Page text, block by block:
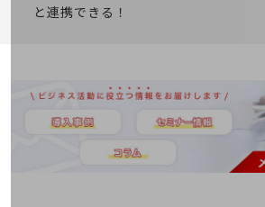
運用管理
課題・ニーズで探す
課題・ニーズで探すTOP
コミュニケーション・情報共有
と連携できる！